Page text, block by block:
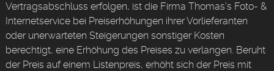
Vertragsabschluss erfolgen, ist die Firma Thomas’s Foto- &
Internetservice bei Preiserhöhungen ihrer Vorlieferanten
oder unerwarteten Steigerungen sonstiger Kosten
berechtigt, eine Erhöhung des Preises zu verlangen. Beruht
der Preis auf einem Listenpreis, erhöht sich der Preis mit